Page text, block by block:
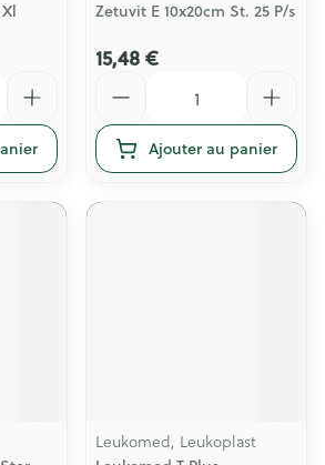
Zetuvit E 10x20cm St. 25 P/s
15,48 €
Ajouter au panier
Leukomed, Leukoplast